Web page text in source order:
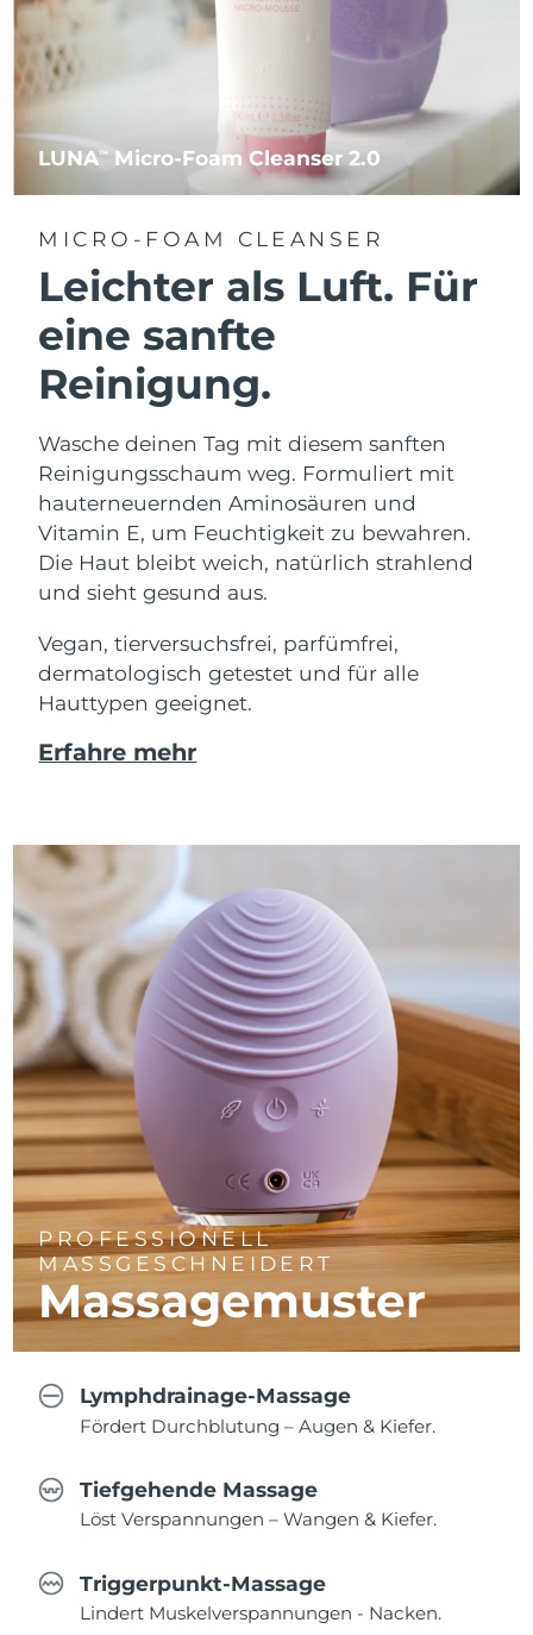
LUNATM Micro-Foam Cleanser 2.0
MICRO-FOAM CLEANSER
Leichter als Luft. Für
eine sanfte
Reinigung.
Wasche deinen Tag mit diesem sanften
Reinigungsschaum weg. Formuliert mit
hauterneuernden Aminosäuren und
Vitamin E, um Feuchtigkeit zu bewahren.
Die Haut bleibt weich, natürlich strahlend
und sieht gesund aus.
Vegan, tierversuchsfrei, parfümfrei,
dermatologisch getestet und für alle
Hauttypen geeignet.
Erfahre mehr
PROFESSIONELL
MASSGESCHNEIDERT
Massagemuster
Lymphdrainage-Massage
Fördert Durchblutung – Augen & Kiefer.
Tiefgehende Massage
Löst Verspannungen – Wangen & Kiefer.
Triggerpunkt-Massage
Lindert Muskelverspannungen - Nacken.